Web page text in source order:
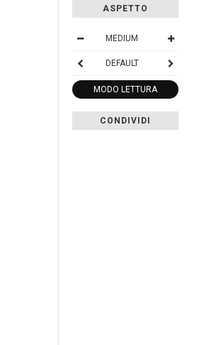
ASPETTO
MEDIUM
DEFAULT
MODO LETTURA
CONDIVIDI